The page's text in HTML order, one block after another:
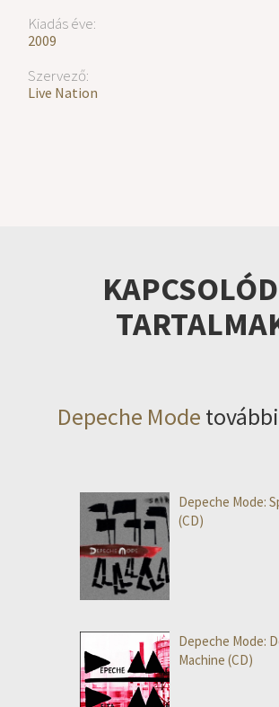
Kiadás éve:
2009
Szervező:
Live Nation
Depeche Mode
Depeche Mode:
(CD)
Depeche Mode:
Machine (CD)